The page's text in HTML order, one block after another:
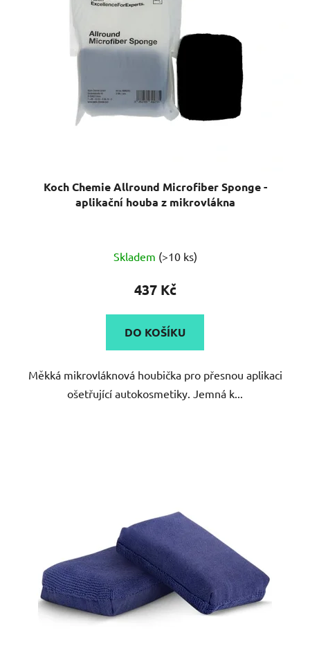
Koch Chemie Allround Microfiber Sponge -
aplikační houba z mikrovlákna
Skladem (>10 ks)
437 Kč
DO KOŠÍKU
Měkká mikrovláknová houbička pro přesnou aplikaci
ošetřující autokosmetiky. Jemná k...